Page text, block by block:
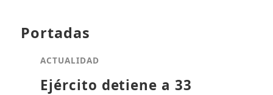
Portadas
ACTUALIDAD
Ejército detiene a 33